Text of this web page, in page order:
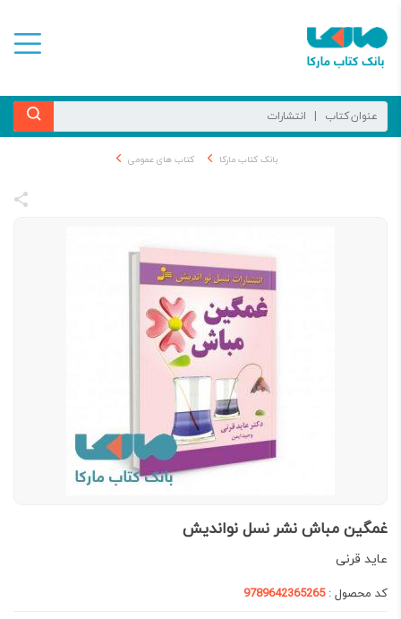
بانک کتاب مارکا کتاب های عمومی
غمگین مباش نشر نسل نواندیش
عاید قرنی
کد محصول :9789642365265